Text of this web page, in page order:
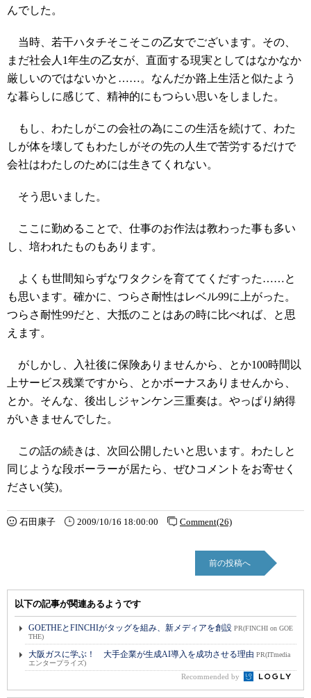
んでした。
当時、若干ハタチそこそこの乙女でございます。その、
まだ社会人1年生の乙女が、直面する現実としてはなかなか
厳しいのではないかと……。なんだか路上生活と似たよう
な暮らしに感じて、精神的にもつらい思いをしました。
もし、わたしがこの会社の為にこの生活を続けて、わた
しが体を壊してもわたしがその先の人生で苦労するだけで
会社はわたしのためには生きてくれない。
そう思いました。
ここに勤めることで、仕事のお作法は教わった事も多い
し、培われたものもあります。
よくも世間知らずなワタクシを育ててくだすった……と
も思います。確かに、つらさ耐性はレベル99に上がった。
つらさ耐性99だと、大抵のことはあの時に比べれば、と思
えます。
がしかし、入社後に保険ありませんから、とか100時間以
上サービス残業ですから、とかボーナスありませんから、
とか。そんな、後出しジャンケン三重奏は。やっぱり納得
がいきませんでした。
この話の続きは、次回公開したいと思います。わたしと
同じような段ボーラーが居たら、ぜひコメントをお寄せく
ださい(笑)。
石田康子 2009/10/16 18:00:00 Comment(26)
前の投稿へ
以下の記事が関連あるようです
GOETHEとFINCHIがタッグを組み、新メディアを創設 PR(FINCHI on GOE
THE)
大阪ガスに学ぶ！ 大手企業が生成AI導入を成功させる理由 PR(ITmedia
エンタープライズ)
Recommended by